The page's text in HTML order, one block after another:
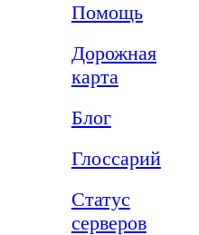
Помощь
Дорожная
карта
Блог
Глоссарий
Статус
серверов